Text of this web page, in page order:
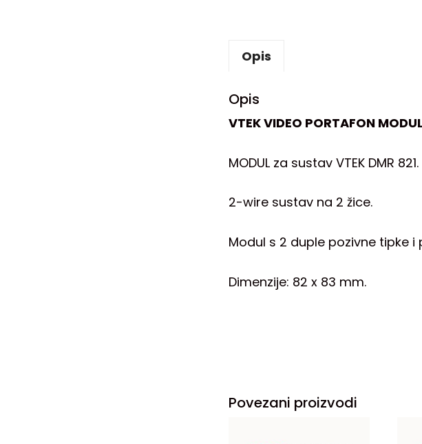
Opis
Opis
VTEK VIDEO PORTAFON
MODUL za sustav VTEK DMR 821.
2-wire sustav na 2 žice.
Modul s 2 duple pozivne tipke i
Dimenzije: 82 x 83 mm.
Povezani proizvodi